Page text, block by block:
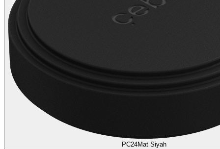
PC24Mat Siyah